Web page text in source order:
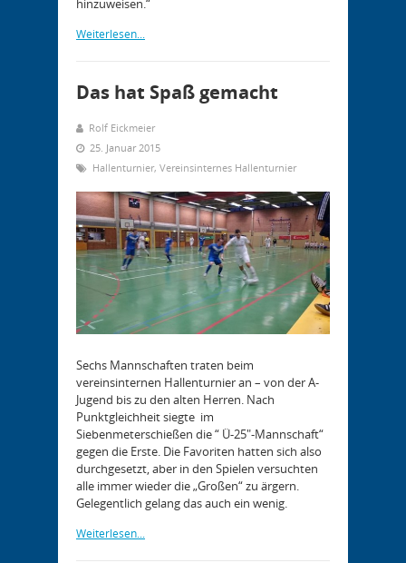
hinzuweisen.“
Weiterlesen...
Das hat Spaß gemacht
Rolf Eickmeier
25. Januar 2015
Hallenturnier, Vereinsinternes Hallenturnier
Sechs Mannschaften traten beim
vereinsinternen Hallenturnier an – von der A-
Jugend bis zu den alten Herren. Nach
Punktgleichheit siegte im
Siebenmeterschießen die “ Ü-25″-Mannschaft“
gegen die Erste. Die Favoriten hatten sich also
durchgesetzt, aber in den Spielen versuchten
alle immer wieder die „Großen“ zu ärgern.
Gelegentlich gelang das auch ein wenig.
Weiterlesen...